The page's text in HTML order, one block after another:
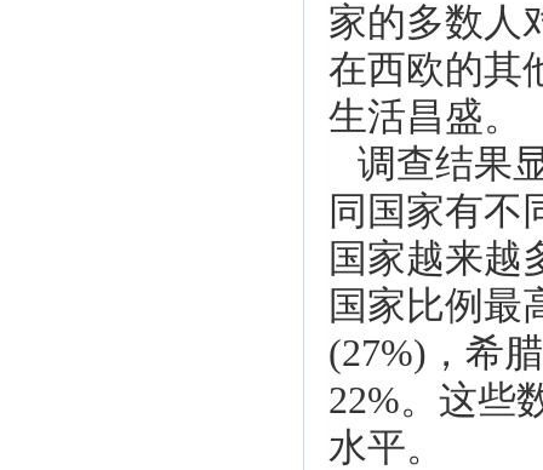
家的多数人
在西欧的其
生活昌盛。
调查结果
同国家有不
国家越来越
国家比例最
(27%)，希
22%。这些
水平。